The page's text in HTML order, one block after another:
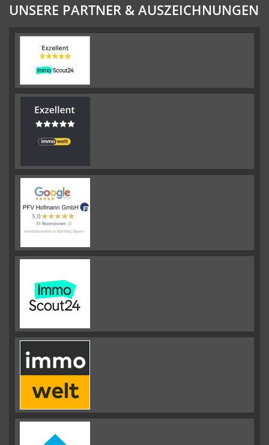
UNSERE PARTNER & AUSZEICHNUNGEN